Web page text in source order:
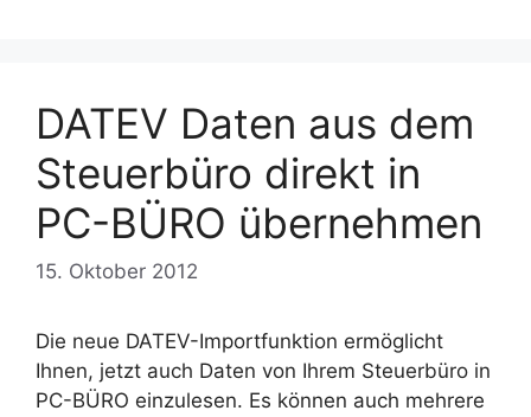
DATEV Daten aus dem
Steuerbüro direkt in
PC-BÜRO übernehmen
15. Oktober 2012
Die neue DATEV-Importfunktion ermöglicht
Ihnen, jetzt auch Daten von Ihrem Steuerbüro in
PC-BÜRO einzulesen. Es können auch mehrere